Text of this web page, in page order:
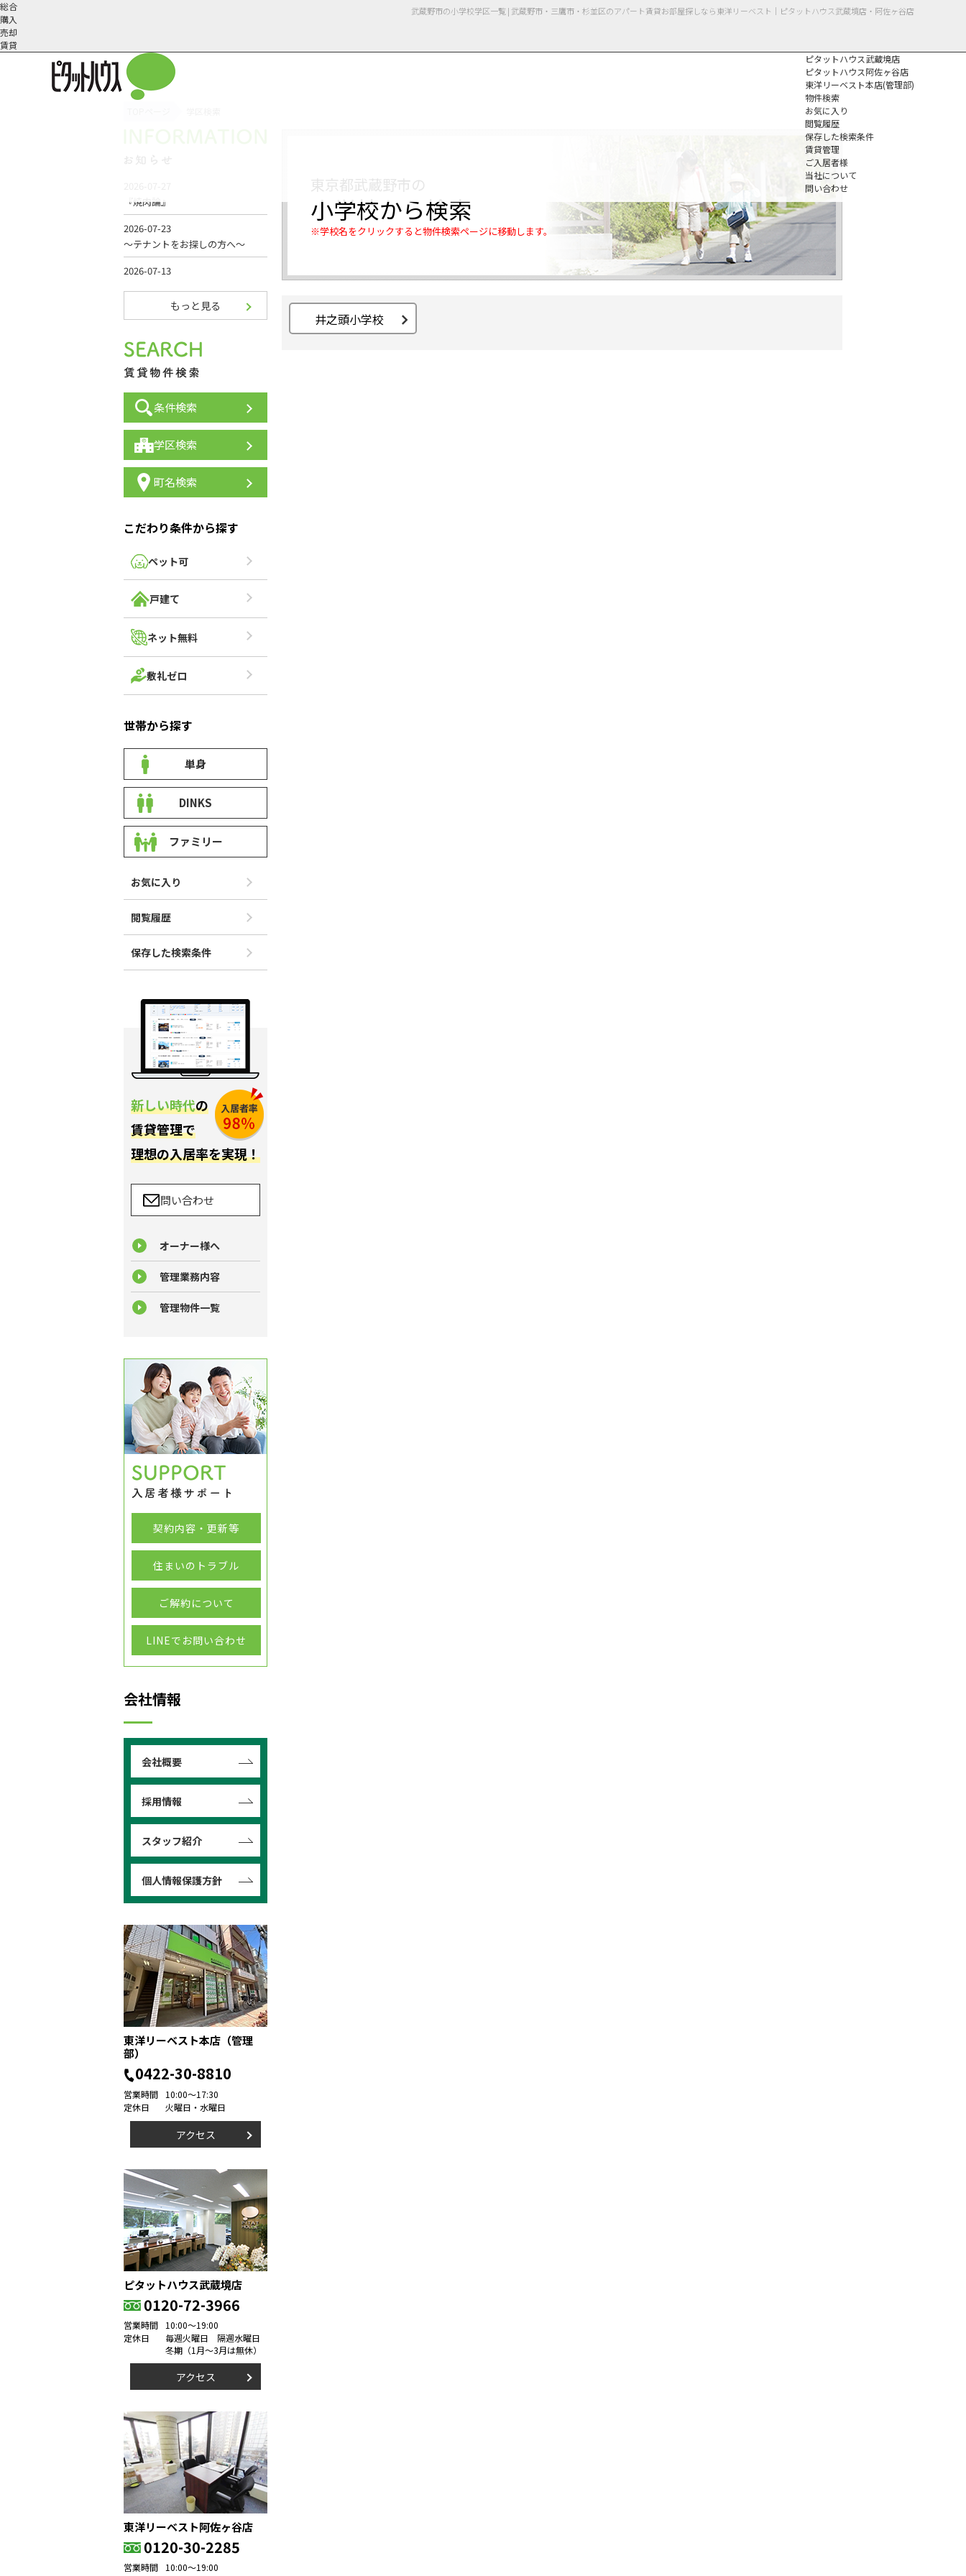
武蔵野市の小学校学区一覧 | 武蔵野市・三鷹市・杉並区のアパート賃貸お部屋探しなら東洋リーベスト｜ピタットハウス武蔵境店・阿佐ヶ谷店
総合
購入
売却
賃貸
ピタットハウス武蔵境店
ピタットハウス阿佐ヶ谷店
東洋リーベスト本店(管理部)
物件検索
お気に入り
閲覧履歴
保存した検索条件
賃貸管理
ご入居者様
当社について
問い合わせ
東京都武蔵野市の
小学校から検索
※学校名をクリックすると物件検索ページに移動します。
井之頭小学校
もっと見る
条件検索
学区検索
町名検索
こだわり条件から探す
ペット可
戸建て
ネット無料
敷礼ゼロ
世帯から探す
単身
DINKS
ファミリー
お気に入り
閲覧履歴
保存した検索条件
新しい時代の
賃貸管理で
理想の入居率を実現！
問い合わせ
オーナー様へ
管理業務内容
管理物件一覧
契約内容・更新等
住まいのトラブル
ご解約について
LINEでお問い合わせ
会社情報
会社概要
採用情報
スタッフ紹介
個人情報保護方針
東洋リーベスト本店（管理
部）
0422-30-8810
営業時間
10:00～17:30
定休日
火曜日・水曜日
アクセス
ピタットハウス武蔵境店
0120-72-3966
営業時間
10:00～19:00
定休日
毎週火曜日 隔週水曜日
冬期（1月～3月は無休）
アクセス
東洋リーベスト阿佐ヶ谷店
0120-30-2285
営業時間
10:00～19:00